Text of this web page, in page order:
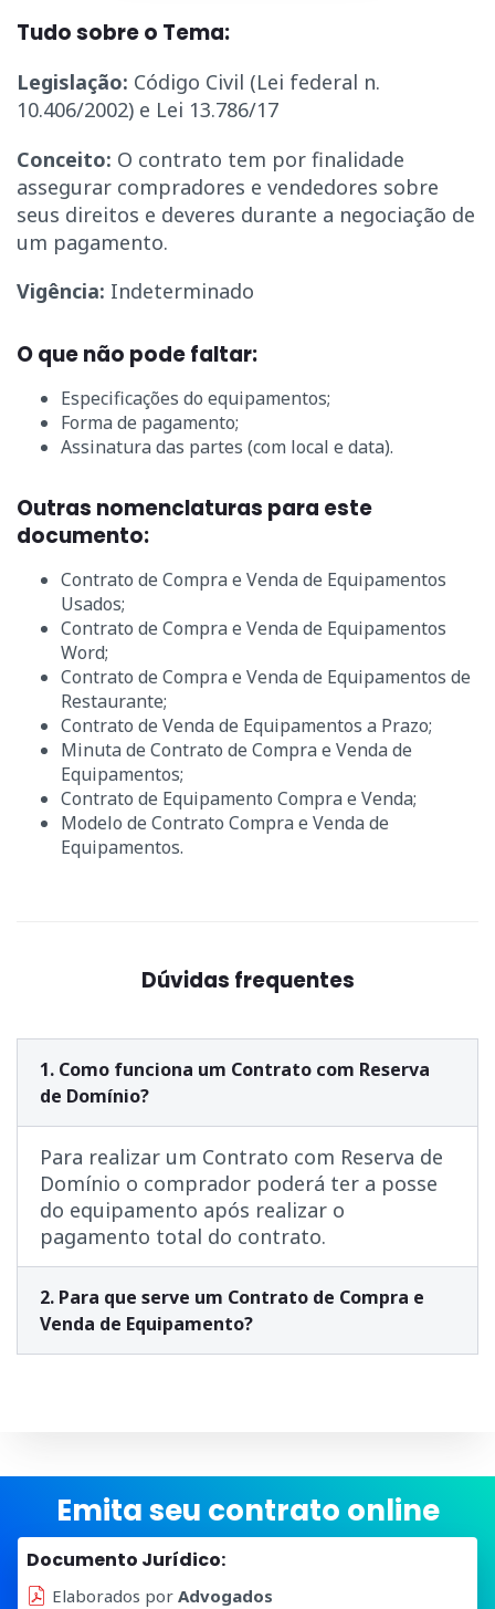
Tudo sobre o Tema:
Legislação: Código Civil (Lei federal n.
10.406/2002) e Lei 13.786/17
Conceito: O contrato tem por finalidade
assegurar compradores e vendedores sobre
seus direitos e deveres durante a negociação de
um pagamento.
Vigência: Indeterminado
O que não pode faltar:
Especificações do equipamentos;
Forma de pagamento;
Assinatura das partes (com local e data).
Outras nomenclaturas para este
documento:
Contrato de Compra e Venda de Equipamentos
Usados;
Contrato de Compra e Venda de Equipamentos
Word;
Contrato de Compra e Venda de Equipamentos de
Restaurante;
Contrato de Venda de Equipamentos a Prazo;
Minuta de Contrato de Compra e Venda de
Equipamentos;
Contrato de Equipamento Compra e Venda;
Modelo de Contrato Compra e Venda de
Equipamentos.
Dúvidas frequentes
1. Como funciona um Contrato com Reserva
de Domínio?
Para realizar um Contrato com Reserva de
Domínio o comprador poderá ter a posse
do equipamento após realizar o
pagamento total do contrato.
2. Para que serve um Contrato de Compra e
Venda de Equipamento?
Emita seu contrato online
Documento Jurídico:
Elaborados por Advogados